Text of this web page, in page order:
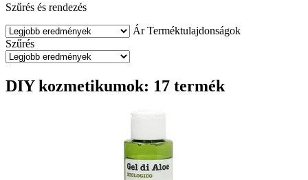
Szűrés és rendezés
Ár Terméktulajdonságok
Szűrés
DIY kozmetikumok: 17 termék